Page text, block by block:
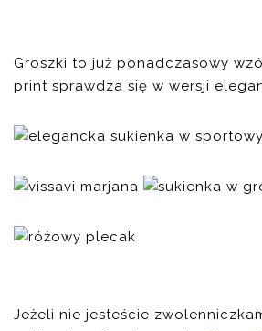
Groszki to już ponadczasowy
print sprawdza się w wersji
Jeżeli nie jesteście